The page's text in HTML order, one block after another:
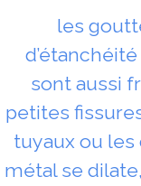
les
sont aussi
petites
tuyaux ou
métal se